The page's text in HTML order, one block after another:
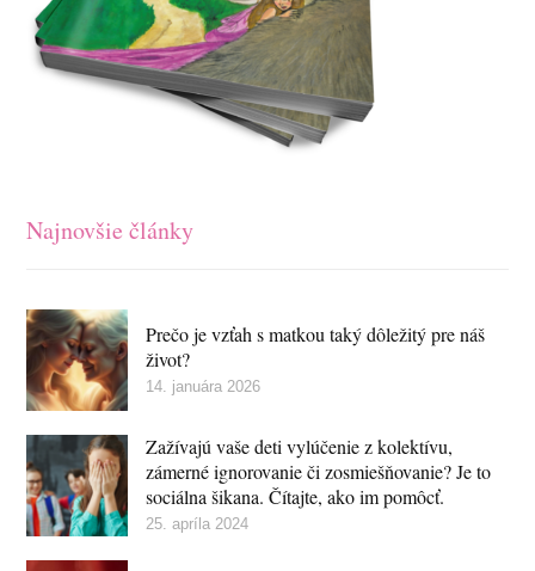
Najnovšie články
Prečo je vzťah s matkou taký dôležitý pre náš
život?
14. januára 2026
Zažívajú vaše deti vylúčenie z kolektívu,
zámerné ignorovanie či zosmiešňovanie? Je to
sociálna šikana. Čítajte, ako im pomôcť.
25. apríla 2024